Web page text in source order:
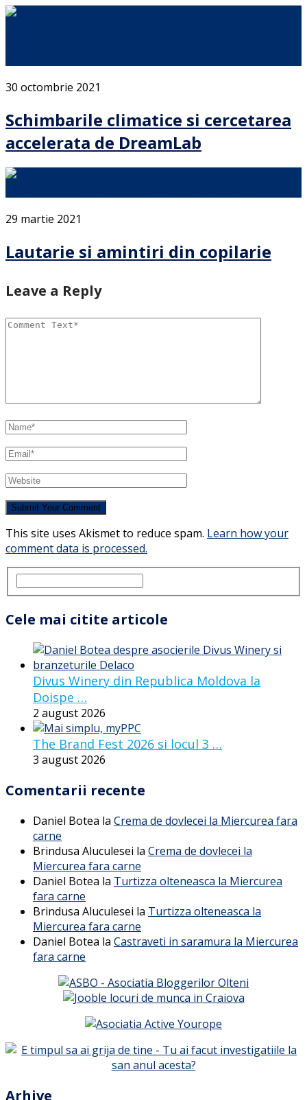
30 octombrie 2021
Schimbarile climatice si cercetarea
accelerata de DreamLab
29 martie 2021
Lautarie si amintiri din copilarie
Leave a Reply
This site uses Akismet to reduce spam. Learn how your
comment data is processed.
Cele mai citite articole
Divus Winery din Republica Moldova la
Doispe …
2 august 2026
The Brand Fest 2026 si locul 3 …
3 august 2026
Comentarii recente
Daniel Botea la Crema de dovlecei la Miercurea fara
carne
Brindusa Aluculesei la Crema de dovlecei la
Miercurea fara carne
Daniel Botea la Turtizza olteneasca la Miercurea
fara carne
Brindusa Aluculesei la Turtizza olteneasca la
Miercurea fara carne
Daniel Botea la Castraveti in saramura la Miercurea
fara carne
Arhive